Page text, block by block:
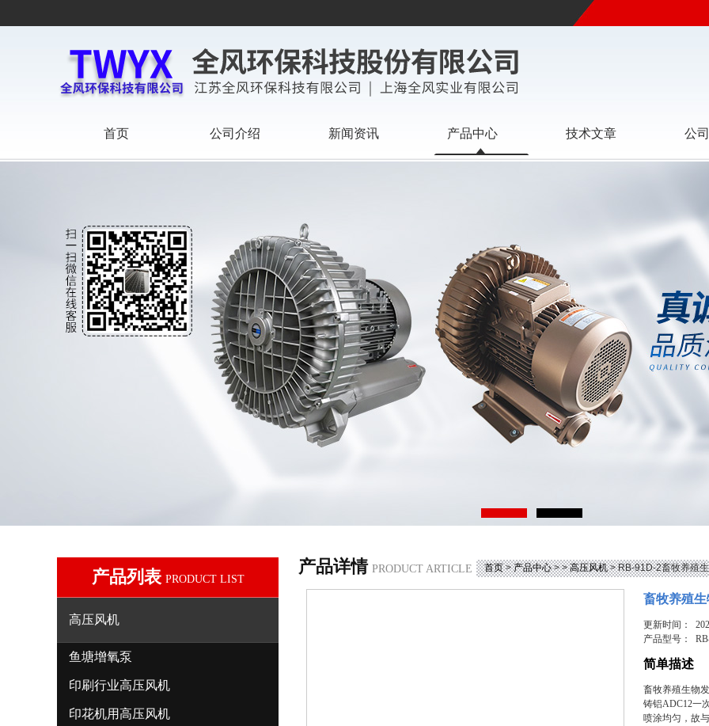
首页 公司介绍 新闻资讯 产品中心 技术文章 公
产品列表 PRODUCT LIST
高压风机
鱼塘增氧泵
印刷行业高压风机
印花机用高压风机
产品详情 PRODUCT ARTICLE 首页>产品中心> >高压风机> RB-91D-2畜牧养殖
畜牧养殖
更新时间：
产品型号：
简单描述
畜牧养殖生物
铸铝ADC12一
喷涂均匀，故